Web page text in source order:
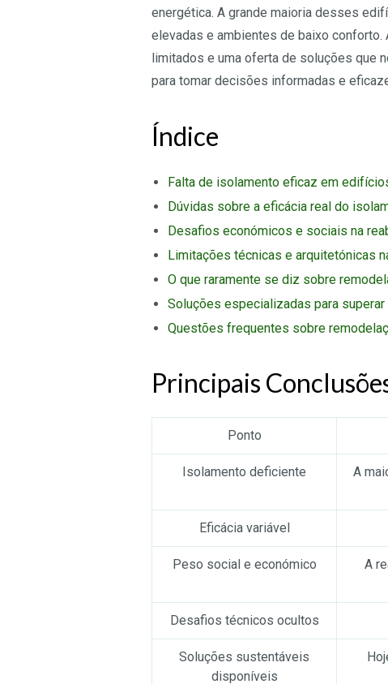
energética. A grande maioria desses
elevadas e ambientes de baixo
limitados e uma oferta de soluções que
para tomar decisões informadas e
Índice
Falta de isolamento eficaz em
Dúvidas sobre a eficácia real do
Desafios económicos e sociais na
Limitações técnicas e arquitetónicas
O que raramente se diz sobre
Soluções especializadas para
Questões frequentes sobre
Principais
Ponto
Isolamento deficiente
A
Eficácia variável
Peso social e económico
A
Desafios técnicos ocultos
Soluções sustentáveis
disponíveis